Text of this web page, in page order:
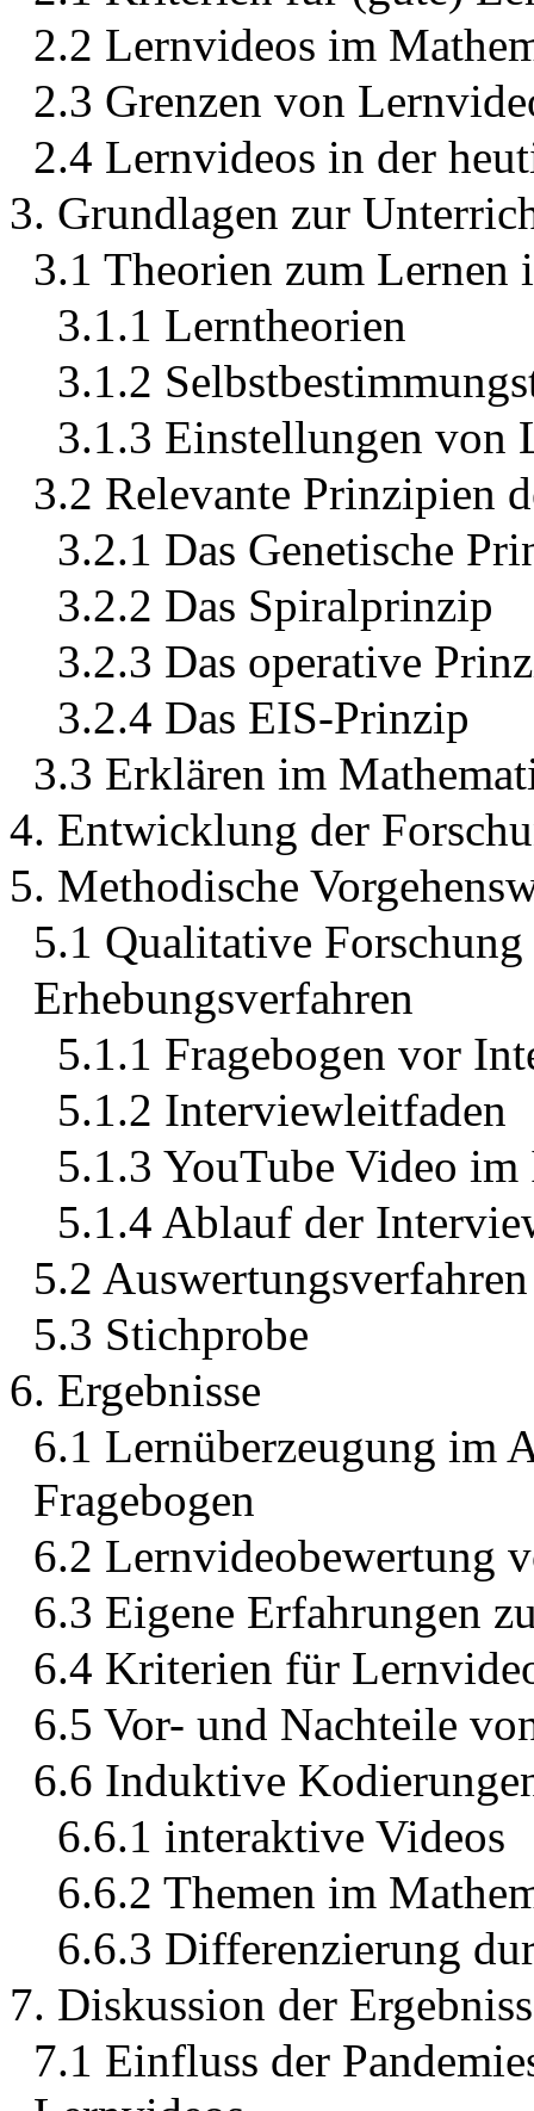
2.2 Lernvideos im
2.3 Grenzen von
2.4 Lernvideos in der
3. Grundlagen zur
3.1 Theorien zum
3.1.1 Lerntheorien
3.1.2
3.1.3 Einstellungen von
3.2 Relevante Prinzipien
3.2.1 Das Genetische
3.2.2 Das Spiralprinzip
3.2.3 Das operative
3.2.4 Das EIS-Prinzip
3.3 Erklären im
4. Entwicklung der
5. Methodische
5.1 Qualitative
Erhebungsverfahren
5.1.1 Fragebogen vor
5.1.2 Interviewleitfaden
5.1.3 YouTube Video
5.1.4 Ablauf der
5.2
5.3 Stichprobe
6. Ergebnisse
6.1 Lernüberzeugung im
Fragebogen
6.2 Lernvideobewertung
6.3 Eigene Erfahrungen
6.4 Kriterien für
6.5 Vor- und Nachteile
6.6 Induktive
6.6.1 interaktive Videos
6.6.2 Themen im
6.6.3 Differenzierung
7. Diskussion der
7.1 Einfluss der